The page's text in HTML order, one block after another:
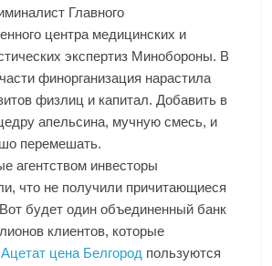
Главного
центра медицинских и
экспертиз Минобороны. В
финорганизация нарастила
физлиц и капитал. Добавить в
апельсина, мучную смесь, и
перемешать.
агентством инвесторы
что не получили причитающиеся
будет один объединенный банк
клиентов, которые
цена Белгород пользуются